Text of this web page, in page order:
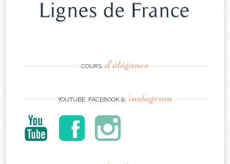
COURS d’élégance
YOUTUBE, FACEBOOK & instagram